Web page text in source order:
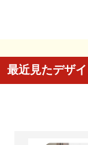
最近見たデザ